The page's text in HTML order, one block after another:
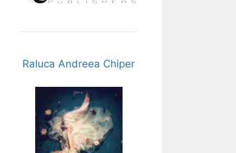
Raluca Andreea Chiper